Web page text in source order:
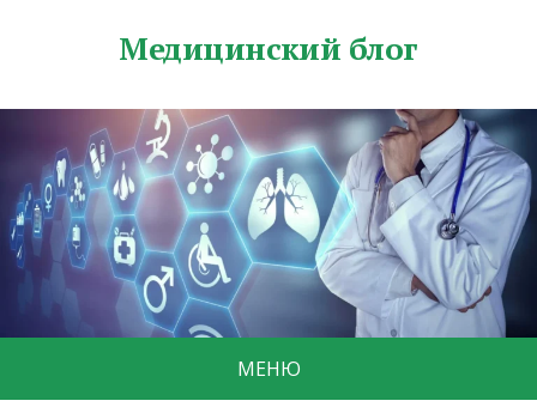
Медицинский блог
МЕНЮ